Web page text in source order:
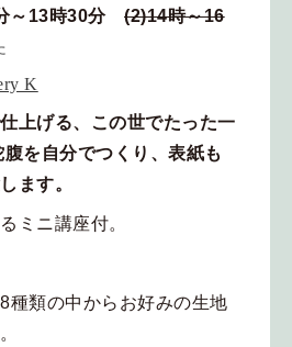
～13時30分 (2)14時～16
K
上げる、この世でたった一
を自分でつくり、表紙も
ます。
ミニ講座付。
8種類の中からお好みの生地